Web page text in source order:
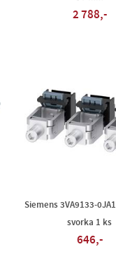
2 788,-
Siemens 3VA9133-
svorka 1 ks
646,-